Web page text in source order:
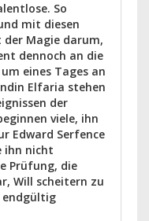
So
mit diesen
Magie darum,
dennoch an die
eines Tages an
Elfaria stehen
der
viele, ihn
Edward Serfence
ihn nicht
Prüfung, die
Will scheitern zu
endgültig